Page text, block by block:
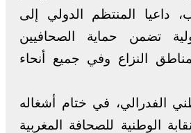
داعيا المنتظم الدولي إلى
تضمن حماية الصحافيين
النزاع وفي جميع أنحاء
الفدرالي، في ختام أشغاله
الوطنية للصحافة المغربية